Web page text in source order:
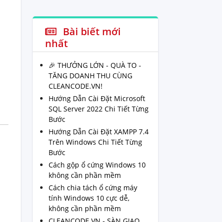
Bài biết mới
nhất
🎉 THƯỞNG LỚN - QUÀ TO -
TĂNG DOANH THU CÙNG
CLEANCODE.VN!
Hướng Dẫn Cài Đặt Microsoft
SQL Server 2022 Chi Tiết Từng
Bước
Hướng Dẫn Cài Đặt XAMPP 7.4
Trên Windows Chi Tiết Từng
Bước
Cách gộp ổ cứng Windows 10
không cần phần mềm
Cách chia tách ổ cứng máy
tính Windows 10 cực dễ,
không cần phần mềm